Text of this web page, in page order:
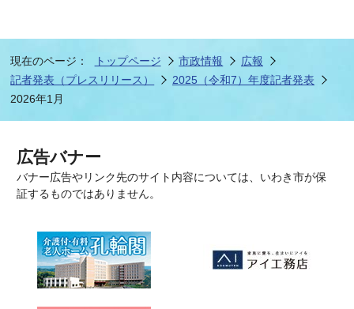
現在のページ： トップページ 市政情報
広報
記者発表（プレスリリース）
2025（令和7）年度記者発表
2026年1月
広告バナー
バナー広告やリンク先のサイト内容については、いわき市が保
証するものではありません。